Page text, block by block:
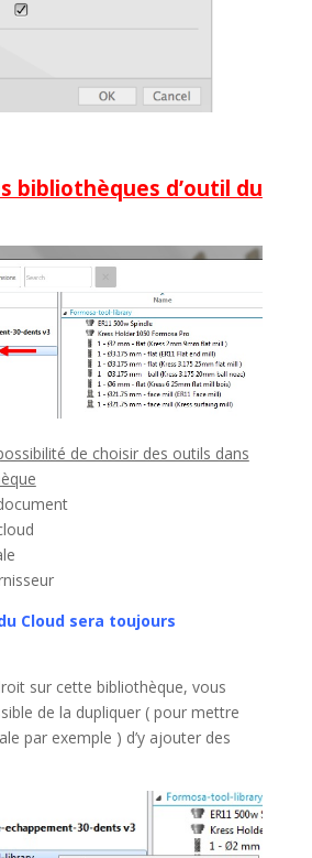
bibliothèques d’outil du
de choisir des outils dans
Cloud sera toujours
sur cette bibliothèque, vous
de la dupliquer ( pour mettre
par exemple ) d’y ajouter des